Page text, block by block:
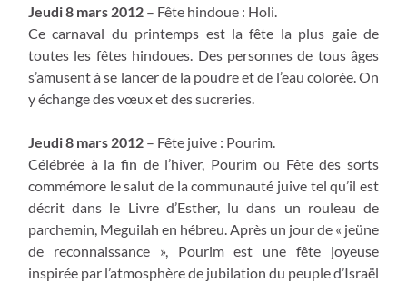
Jeudi 8 mars 2012 – Fête hindoue : Holi.
Ce carnaval du printemps est la fête la plus gaie de
toutes les fêtes hindoues. Des personnes de tous âges
s’amusent à se lancer de la poudre et de l’eau colorée. On
y échange des vœux et des sucreries.
Jeudi 8 mars 2012 – Fête juive : Pourim.
Célébrée à la fin de l’hiver, Pourim ou Fête des sorts
commémore le salut de la communauté juive tel qu’il est
décrit dans le Livre d’Esther, lu dans un rouleau de
parchemin, Meguilah en hébreu. Après un jour de « jeüne
de reconnaissance », Pourim est une fête joyeuse
inspirée par l’atmosphère de jubilation du peuple d’Israël